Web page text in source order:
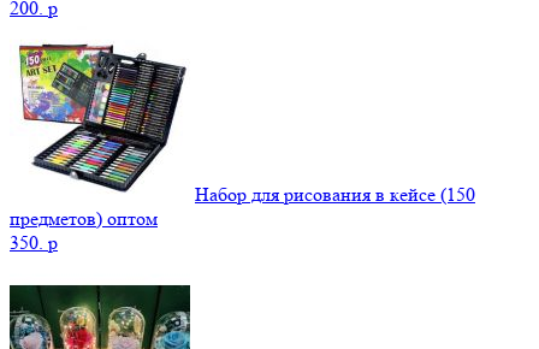
200. p
Набор для рисования в кейсе (150
предметов) оптом
350. p